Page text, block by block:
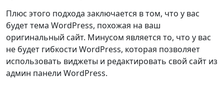
Плюс этого подхода заключается в том, что у вас
будет тема WordPress, похожая на ваш
оригинальный сайт. Минусом является то, что у вас
не будет гибкости WordPress, которая позволяет
использовать виджеты и редактировать свой сайт из
админ панели WordPress.